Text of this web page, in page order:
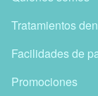
Tratamientos
Facilidades de
Promociones